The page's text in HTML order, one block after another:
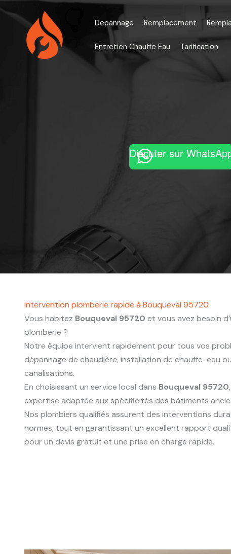
Aller
contenu
Depannage Remplacement
Entretien Chauffe Eau Tarification
Discuter sur
Intervention plomberie rapide à Bouqueval 95720
Vous habitez Bouqueval 95720 et vous avez besoin
plomberie ?
Notre équipe intervient rapidement pour tous vos
dépannage de chaudière, installation de chauffe-eau
canalisations.
En choisissant un service local dans Bouqueval 95720
expertise adaptée aux spécificités des bâtiments
Nos plombiers qualifiés assurent des interventions
normes, tout en garantissant un excellent rapport
pour un devis gratuit et une prise en charge rapide.